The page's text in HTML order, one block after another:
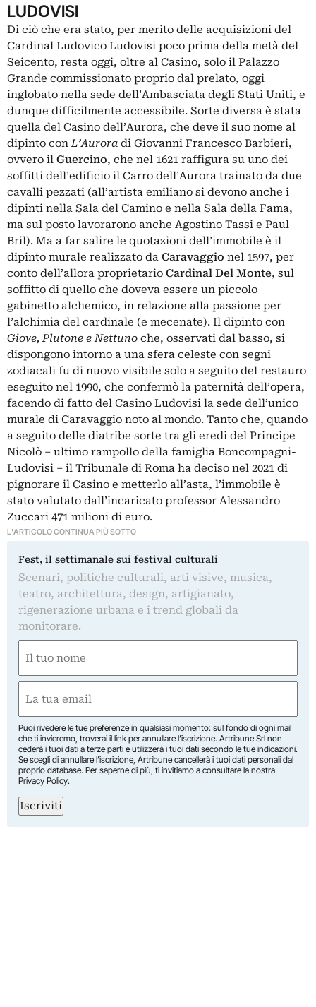
LUDOVISI
Di ciò che era stato, per merito delle acquisizioni del
Cardinal Ludovico Ludovisi poco prima della metà del
Seicento, resta oggi, oltre al Casino, solo il Palazzo
Grande commissionato proprio dal prelato, oggi
inglobato nella sede dell’Ambasciata degli Stati Uniti, e
dunque difficilmente accessibile. Sorte diversa è stata
quella del Casino dell’Aurora, che deve il suo nome al
dipinto conL’Aurora di Giovanni Francesco Barbieri,
ovvero il Guercino, che nel 1621 raffigura su uno dei
soffitti dell’edificio il Carro dell’Aurora trainato da due
cavalli pezzati (all’artista emiliano si devono anche i
dipinti nella Sala del Camino e nella Sala della Fama,
ma sul posto lavorarono anche Agostino Tassi e Paul
Bril). Ma a far salire le quotazioni dell’immobile è il
dipinto murale realizzato da Caravaggio nel 1597, per
conto dell’allora proprietario Cardinal Del Monte, sul
soffitto di quello che doveva essere un piccolo
gabinetto alchemico, in relazione alla passione per
l’alchimia del cardinale (e mecenate). Il dipinto con
Giove, Plutone e Nettuno che, osservati dal basso, si
dispongono intorno a una sfera celeste con segni
zodiacali fu di nuovo visibile solo a seguito del restauro
eseguito nel 1990, che confermò la paternità dell’opera,
facendo di fatto del Casino Ludovisi la sede dell’unico
murale di Caravaggio noto al mondo. Tanto che, quando
a seguito delle diatribe sorte tra gli eredi del Principe
Nicolò – ultimo rampollo della famiglia Boncompagni-
Ludovisi – il Tribunale di Roma ha deciso nel 2021 di
pignorare il Casino e metterlo all’asta, l’immobile è
stato valutato dall’incaricato professor Alessandro
Zuccari 471 milioni di euro.
L'ARTICOLO CONTINUA PIÙ SOTTO
Fest, il settimanale sui festival culturali
Scenari, politiche culturali, arti visive, musica,
teatro, architettura, design, artigianato,
rigenerazione urbana e i trend globali da
monitorare.
(Obbligatorio)
Nome
(Obbligatorio)
Puoi rivedere le tue preferenze in qualsiasi momento: sul fondo di ogni mail
che ti invieremo, troverai il link per annullare l’iscrizione. Artribune Srl non
cederà i tuoi dati a terze parti e utilizzerà i tuoi dati secondo le tue indicazioni.
Se scegli di annullare l’iscrizione, Artribune cancellerà i tuoi dati personali dal
proprio database. Per saperne di più, ti invitiamo a consultare la nostra
Privacy Policy.
Iscriviti